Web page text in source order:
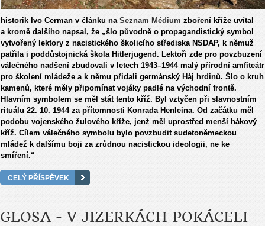
historik Ivo Cerman v článku na Seznam Médium zboření kříže uvítal
a kromě dalšího napsal, že „šlo původně o propagandistický symbol
vytvořený lektory z nacistického školicího střediska NSDAP, k němuž
patřila i poddůstojnická škola Hitlerjugend. Lektoři zde pro povzbuzení
válečného nadšení zbudovali v letech 1943–1944 malý přírodní amfiteátr
pro školení mládeže a k němu přidali germánský Háj hrdinů. Šlo o kruh
kamenů, které měly připomínat vojáky padlé na východní frontě.
Hlavním symbolem se měl stát tento kříž. Byl vztyčen při slavnostním
rituálu 22. 10. 1944 za přítomnosti Konrada Henleina. Od začátku měl
podobu vojenského žulového kříže, jenž měl uprostřed menší hákový
kříž. Cílem válečného symbolu bylo povzbudit sudetoněmeckou
mládež k dalšímu boji za zrůdnou nacistickou ideologii, ne ke
smíření.“
CELÝ PŘÍSPĚVEK
GLOSA - V JIZERKÁCH POKÁCELI